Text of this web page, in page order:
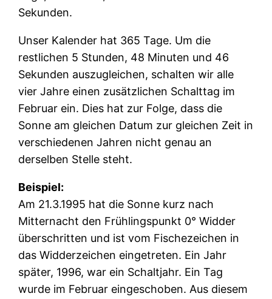
Sekunden.
Unser Kalender hat 365 Tage. Um die
restlichen 5 Stunden, 48 Minuten und 46
Sekunden auszugleichen, schalten wir alle
vier Jahre einen zusätzlichen Schalttag im
Februar ein. Dies hat zur Folge, dass die
Sonne am gleichen Datum zur gleichen Zeit in
verschiedenen Jahren nicht genau an
derselben Stelle steht.
Beispiel:
Am 21.3.1995 hat die Sonne kurz nach
Mitternacht den Frühlingspunkt 0° Widder
überschritten und ist vom Fischezeichen in
das Widderzeichen eingetreten. Ein Jahr
später, 1996, war ein Schaltjahr. Ein Tag
wurde im Februar eingeschoben. Aus diesem